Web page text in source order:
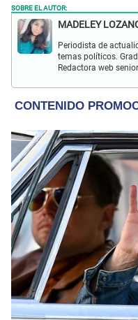
SOBRE EL AUTOR:
MADELEY
Periodista de
temas políticos.
Redactora web
turismo,